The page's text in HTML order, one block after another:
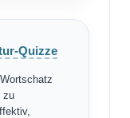
Quizze
zu